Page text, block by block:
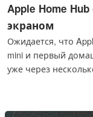
Apple Home
экраном
Ожидается, что
mini и первый
уже через
подробности о
квадратным 7-